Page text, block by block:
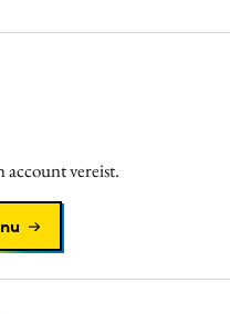
account vereist.